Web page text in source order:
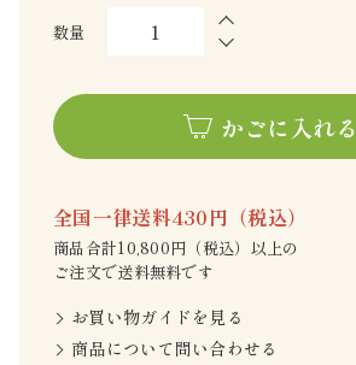
数量
かごに入れる
全国一律送料430円（税込）
商品合計10,800円（税込）以上の
ご注文で送料無料です
お買い物ガイドを見る
商品について問い合わせる